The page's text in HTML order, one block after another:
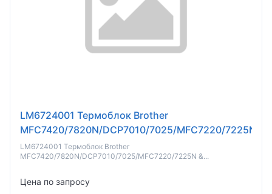
LM6724001 Термоблок Brother
MFC7420/7820N/DCP7010/7025/MFC7220/7225N
(о)
LM6724001 Термоблок Brother
MFC7420/7820N/DCP7010/7025/MFC7220/7225N &...
Цена по запросу